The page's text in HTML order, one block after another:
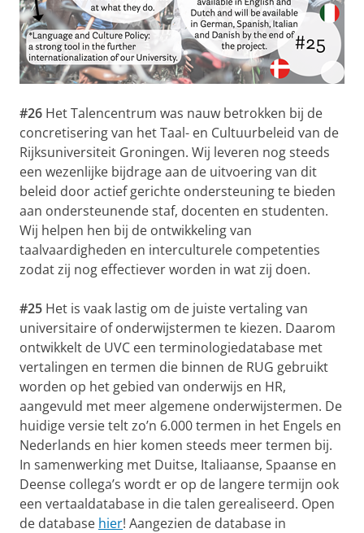
#26 Het Talencentrum was nauw betrokken bij de
concretisering van het Taal- en Cultuurbeleid van de
Rijksuniversiteit Groningen. Wij leveren nog steeds
een wezenlijke bijdrage aan de uitvoering van dit
beleid door actief gerichte ondersteuning te bieden
aan ondersteunende staf, docenten en studenten.
Wij helpen hen bij de ontwikkeling van
taalvaardigheden en interculturele competenties
zodat zij nog effectiever worden in wat zij doen.
#25 Het is vaak lastig om de juiste vertaling van
universitaire of onderwijstermen te kiezen. Daarom
ontwikkelt de UVC een terminologiedatabase met
vertalingen en termen die binnen de RUG gebruikt
worden op het gebied van onderwijs en HR,
aangevuld met meer algemene onderwijstermen. De
huidige versie telt zo’n 6.000 termen in het Engels en
Nederlands en hier komen steeds meer termen bij.
In samenwerking met Duitse, Italiaanse, Spaanse en
Deense collega’s wordt er op de langere termijn ook
een vertaaldatabase in die talen gerealiseerd. Open
de database hier! Aangezien de database in